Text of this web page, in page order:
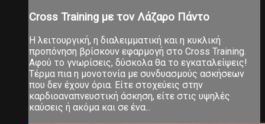
Cross Training με τον Λάζαρο Πάντο
Η λειτουργική, η διαλειμματική και η κυκλική
προπόνηση βρίσκουν εφαρμογή στο Cross Training.
Αφού το γνωρίσεις, δύσκολα θα το εγκαταλείψεις!
Τέρμα πια η μονοτονία με συνδυασμούς ασκήσεων
που δεν έχουν όρια. Είτε στοχεύεις στην
καρδιοαναπνευστική άσκηση, είτε στις υψηλές
καύσεις ή ακόμα και σε ένα...